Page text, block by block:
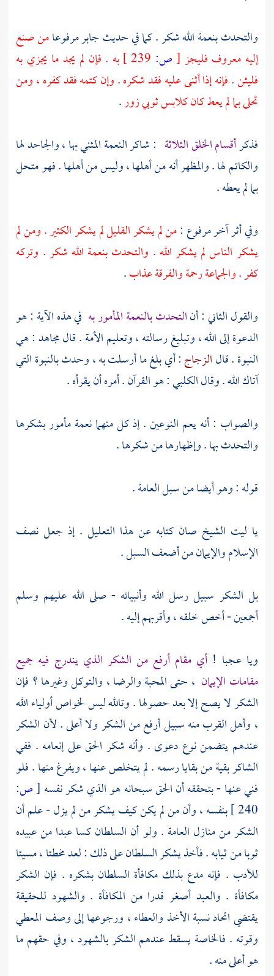
والتحدث بنعمة الله شكر . كما في حديثجابرمرفوعامن صنع
إليه معروف فليجز [ص:
به . فإن لم يجد ما يجزي به
فليثن . فإنه إذا أثنى عليه فقد شكره . وإن كتمه فقد كفره ، ومن
تحلى بما لم يعط كان كلابس ثوبي زور.
فذكرأقسام الخلق الثلاثة : شاكر النعمة المثني بها ، والجاحد لها
والكاتم لها . والمظهر أنه من أهلها ، وليس من أهلها . فهو متحل
بما لم يعطه .
وفي أثر آخر مرفوع :من لم يشكر القليل لم يشكر الكثير . ومن لم
يشكر الناس لم يشكر الله . والتحدث بنعمة الله شكر . وتركه
كفر . والجماعة رحمة والفرقة عذاب.
والقول الثاني : أنالتحدث بالنعمة المأمور به في هذه الآية : هو
الدعوة إلى الله ، وتبليغ رسالته ، وتعليم الأمة . قالمجاهد: هي
النبوة . قالالزجاج: أي بلغ ما أرسلت به ، وحدث بالنبوة التي
آتاك الله . وقالالكلبي: هو القرآن . أمره أن يقرأه .
والصواب : أنه يعم النوعين . إذ كل منهما نعمة مأمور بشكرها
والتحدث بها . وإظهارها من شكرها .
قوله : وهو أيضا من سبل العامة .
يا ليت الشيخ صان كتابه عن هذا التعليل . إذ جعل نصف
الإسلام والإيمان من أضعف السبل .
بل الشكر سبيل رسل الله وأنبيائه - صلى الله عليهم وسلم
أجمعين - أخص خلقه ، وأقربهم إليه .
ويا عجبا ! أي مقام أرفع من الشكر الذي يندرج فيه جميع
مقامات الإيمان ، حتى المحبة والرضا ، والتوكل وغيرها ؟ فإن
الشكر لا يصح إلا بعد حصولها . وتالله ليس لخواص أولياء الله
، وأهل القرب منه سبيل أرفع من الشكر ولا أعلى . لأن الشكر
عندهم يتضمن نوع دعوى . وأنه شكر الحق على إنعامه . ففي
الشاكر بقية من بقايا رسمه . لم يتخلص عنها ، ويفرغ منها . فلو
فني عنها - بتحققه أن الحق سبحانه هو الذي شكر نفسه [ص:
240 ] بنفسه ، وأن من لم يكن كيف يشكر من لم يزل - علم أن
الشكر من منازل العامة . ولو أن السلطان كسا عبدا من عبيده
ثوبا من ثيابه . فأخذ يشكر السلطان على ذلك : لعد مخطئا ، مسيئا
للأدب . فإنه مدع بذلك مكافأة السلطان بشكره . فإن الشكر
مكافأة . والعبد أصغر قدرا من المكافأة . والشهود للحقيقة
يقتضي اتحاد نسبة الأخذ والعطاء ، ورجوعها إلى وصف المعطي
وقوته . فالخاصة يسقط عندهم الشكر بالشهود ، وفي حقهم ما
هو أعلى منه .